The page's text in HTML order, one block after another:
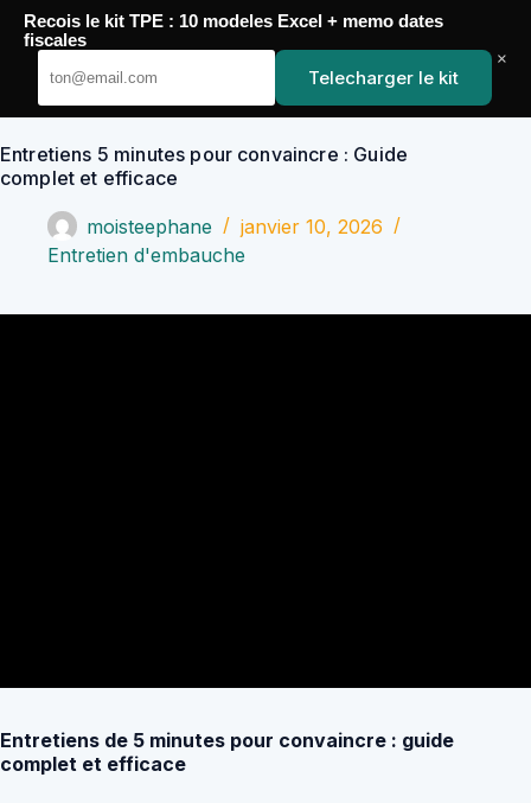
Passer
contenu
YoupiJobs
Entretiens 5 minutes pour convaincre : Guide
complet et efficace
moisteephane
janvier 10, 2026
Entretien d'embauche
Entretiens de 5 minutes pour convaincre : guide
complet et efficace
Recois le kit TPE : 10 modeles Excel + memo dates
fiscales
Telecharger le kit
×